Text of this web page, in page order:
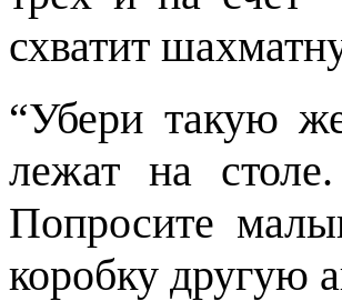
схватит
“Убери такую
лежат на
Попросите
коробку другую